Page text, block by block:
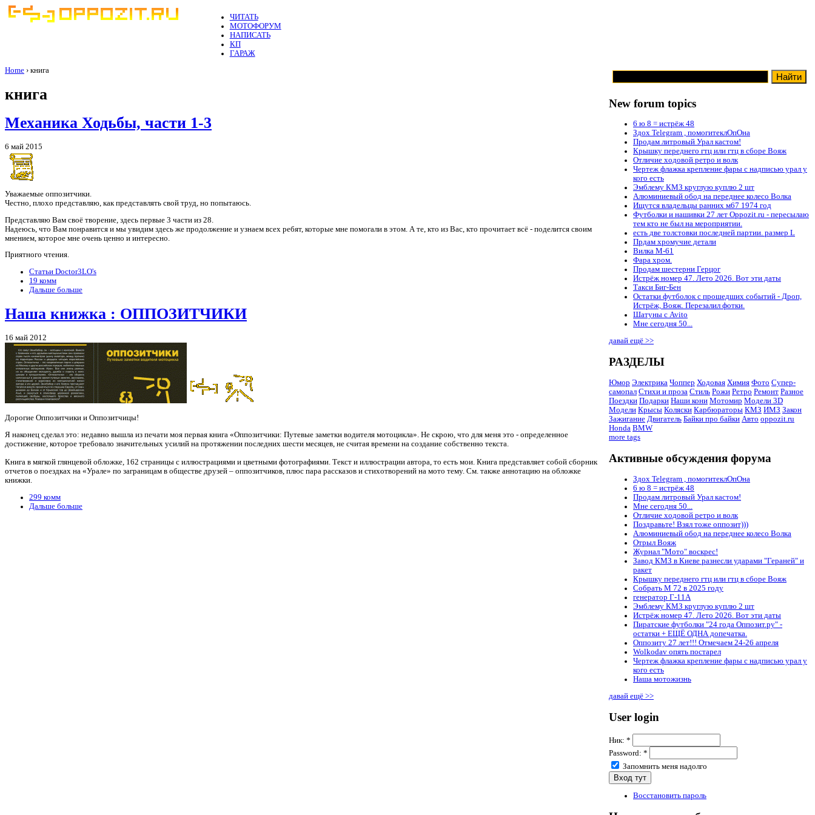
ЧИТАТЬ
МОТОФОРУМ
НАПИСАТЬ
КП
ГАРАЖ
Home › книга
книга
Механика Ходьбы, части 1-3
6 май 2015
Уважаемые оппозитчики.
Честно, плохо представляю, как представлять свой труд, но попытаюсь.
Представляю Вам своё творение, здесь первые 3 части из 28.
Надеюсь, что Вам понравится и мы увидим здесь же продолжение и узнаем всех ребят, которые мне помогали в этом. А те, кто из Вас, кто прочитает всё - поделится своим
мнением, которое мне очень ценно и интересно.
Приятного чтения.
Статьи Doctor3LO's
19 комм
Дальше больше
Наша книжка : ОППОЗИТЧИКИ
16 май 2012
Дорогие Оппозитчики и Оппозитчицы!
Я наконец сделал это: недавно вышла из печати моя первая книга «Оппозитчики: Путевые заметки водителя мотоцикла». Не скрою, что для меня это - определенное
достижение, которое требовало значительных усилий на протяжении последних шести месяцев, не считая времени на создание собственно текста.
Книга в мягкой глянцевой обложке, 162 страницы с иллюстрациями и цветными фотографиями. Текст и иллюстрации автора, то есть мои. Книга представляет собой сборник
отчетов о поездках на «Урале» по заграницам в обществе друзей – оппозитчиков, плюс пара рассказов и стихотворений на мото тему. См. также аннотацию на обложке
книжки.
299 комм
Дальше больше
New forum topics
6 ю 8 = истрёж 48
Здох Telegram , помогитеклОпОна
Продам литровый Урал кастом!
Крышку переднего гтц или гтц в сборе Вояж
Отличие ходовой ретро и волк
Чертеж флажка крепление фары с надписью урал у
кого есть
Эмблему КМЗ круглую куплю 2 шт
Алюминиевый обод на переднее колесо Волка
Ищутся владельцы ранних м67 1974 год
Футболки и нашивки 27 лет Oppozit.ru - пересылаю
тем кто не был на мероприятии.
есть две толстовки последней партии. размер L
Прдам хромучие детали
Вилка М-61
Фара хром.
Продам шестерни Герцог
Истрёж номер 47. Лето 2026. Вот эти даты
Такси Биг-Бен
Остатки футболок с прошедших событий - Дроп,
Истрёж, Вояж. Перезалил фотки.
Шатуны с Avito
Мне сегодня 50...
давай ещё >>
РАЗДЕЛЫ
Юмор Электрика Чоппер Ходовая Химия Фото Супер-
самопал Стихи и проза Стиль Рожи Ретро Ремонт Разное
Поездки Подарки Наши кони Мотомир Модели 3D
Модели Крысы Коляски Карбюраторы КМЗ ИМЗ Закон
Зажигание Двигатель Байки про байки Авто oppozit.ru
Honda BMW
more tags
Активные обсуждения форума
Здох Telegram , помогитеклОпОна
6 ю 8 = истрёж 48
Продам литровый Урал кастом!
Мне сегодня 50...
Отличие ходовой ретро и волк
Поздравьте! Взял тоже оппозит)))
Алюминиевый обод на переднее колесо Волка
Отрыл Вояж
Журнал "Мото" воскрес!
Завод КМЗ в Киеве разнесли ударами "Гераней" и
ракет
Крышку переднего гтц или гтц в сборе Вояж
Собрать М 72 в 2025 году
генератор Г-11А
Эмблему КМЗ круглую куплю 2 шт
Истрёж номер 47. Лето 2026. Вот эти даты
Пиратские футболки "24 года Оппозит.ру" -
остатки + ЕЩЁ ОДНА допечатка.
Оппозиту 27 лет!!! Отмечаем 24-26 апреля
Wolkodav опять постарел
Чертеж флажка крепление фары с надписью урал у
кого есть
Наша мотожизнь
давай ещё >>
User login
Ник: *
Password: *
Запомнить меня надолго
Восстановить пароль